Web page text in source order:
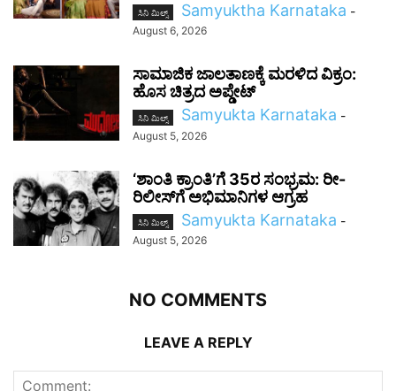
ಸಿನಿ ಮಿಲ್ಸ್ Samyuktha Karnataka -
August 6, 2026
ಸಾಮಾಜಿಕ ಜಾಲತಾಣಕ್ಕೆ ಮರಳಿದ ವಿಕ್ರಂ:
ಹೊಸ ಚಿತ್ರದ ಅಪ್ಡೇಟ್
ಸಿನಿ ಮಿಲ್ಸ್ Samyukta Karnataka -
August 5, 2026
‘ಶಾಂತಿ ಕ್ರಾಂತಿ’ಗೆ 35ರ ಸಂಭ್ರಮ: ರೀ-
ರಿಲೀಸ್‌ಗೆ ಅಭಿಮಾನಿಗಳ ಆಗ್ರಹ
ಸಿನಿ ಮಿಲ್ಸ್ Samyukta Karnataka -
August 5, 2026
NO COMMENTS
LEAVE A REPLY